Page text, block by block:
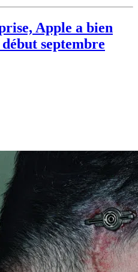
Apple a bien
septembre